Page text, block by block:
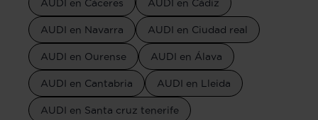
AUDI en Cáceres AUDI en Cádiz
AUDI en Navarra AUDI en Ciudad real
AUDI en Ourense AUDI en Álava
AUDI en Cantabria AUDI en Lleida
AUDI en Santa cruz tenerife